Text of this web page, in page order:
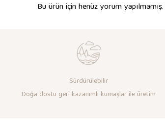
Bu ürün için henüz yorum yapılmamış.
Sürdürülebilir
Doğa dostu geri kazanımlı kumaşlar ile üretim